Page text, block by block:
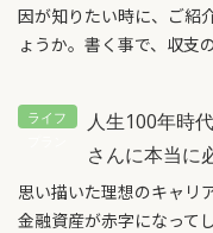
因が知りたい時に、ご紹
ょうか。書く事で、収支
人生100年時
さんに本当に
思い描いた理想のキャリ
金融資産が赤字になって